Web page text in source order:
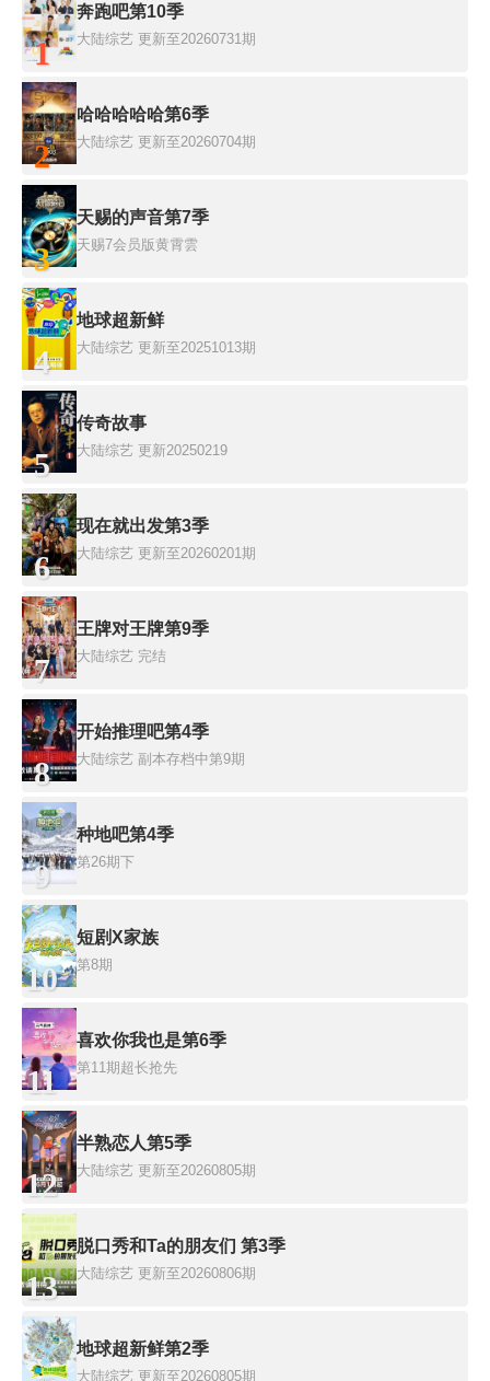
1
奔跑吧第10季
大陆综艺 更新至20260731期
2
哈哈哈哈哈第6季
大陆综艺 更新至20260704期
3
天赐的声音第7季
天赐7会员版黄霄雲
4
地球超新鲜
大陆综艺 更新至20251013期
5
传奇故事
大陆综艺 更新20250219
6
现在就出发第3季
大陆综艺 更新至20260201期
7
王牌对王牌第9季
大陆综艺 完结
8
开始推理吧第4季
大陆综艺 副本存档中第9期
9
种地吧第4季
第26期下
10
短剧X家族
第8期
11
喜欢你我也是第6季
第11期超长抢先
12
半熟恋人第5季
大陆综艺 更新至20260805期
13
脱口秀和Ta的朋友们 第3季
大陆综艺 更新至20260806期
地球超新鲜第2季
大陆综艺 更新至20260805期